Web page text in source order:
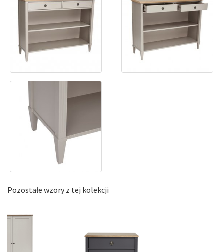
Pozostałe wzory z tej kolekcji